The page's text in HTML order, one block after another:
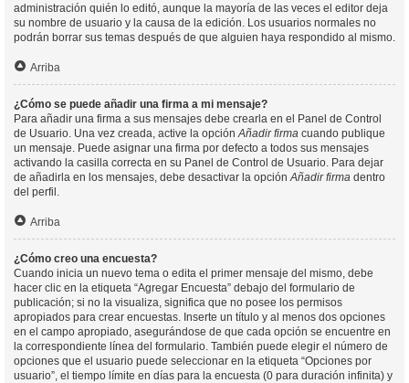
administración quién lo editó, aunque la mayoría de las veces el editor deja
su nombre de usuario y la causa de la edición. Los usuarios normales no
podrán borrar sus temas después de que alguien haya respondido al mismo.
Arriba
¿Cómo se puede añadir una firma a mi mensaje?
Para añadir una firma a sus mensajes debe crearla en el Panel de Control
de Usuario. Una vez creada, active la opciónAñadir firma cuando publique
un mensaje. Puede asignar una firma por defecto a todos sus mensajes
activando la casilla correcta en su Panel de Control de Usuario. Para dejar
de añadirla en los mensajes, debe desactivar la opciónAñadir firma dentro
del perfil.
Arriba
¿Cómo creo una encuesta?
Cuando inicia un nuevo tema o edita el primer mensaje del mismo, debe
hacer clic en la etiqueta “Agregar Encuesta” debajo del formulario de
publicación; si no la visualiza, significa que no posee los permisos
apropiados para crear encuestas. Inserte un título y al menos dos opciones
en el campo apropiado, asegurándose de que cada opción se encuentre en
la correspondiente línea del formulario. También puede elegir el número de
opciones que el usuario puede seleccionar en la etiqueta “Opciones por
usuario”, el tiempo límite en días para la encuesta (0 para duración infinita) y